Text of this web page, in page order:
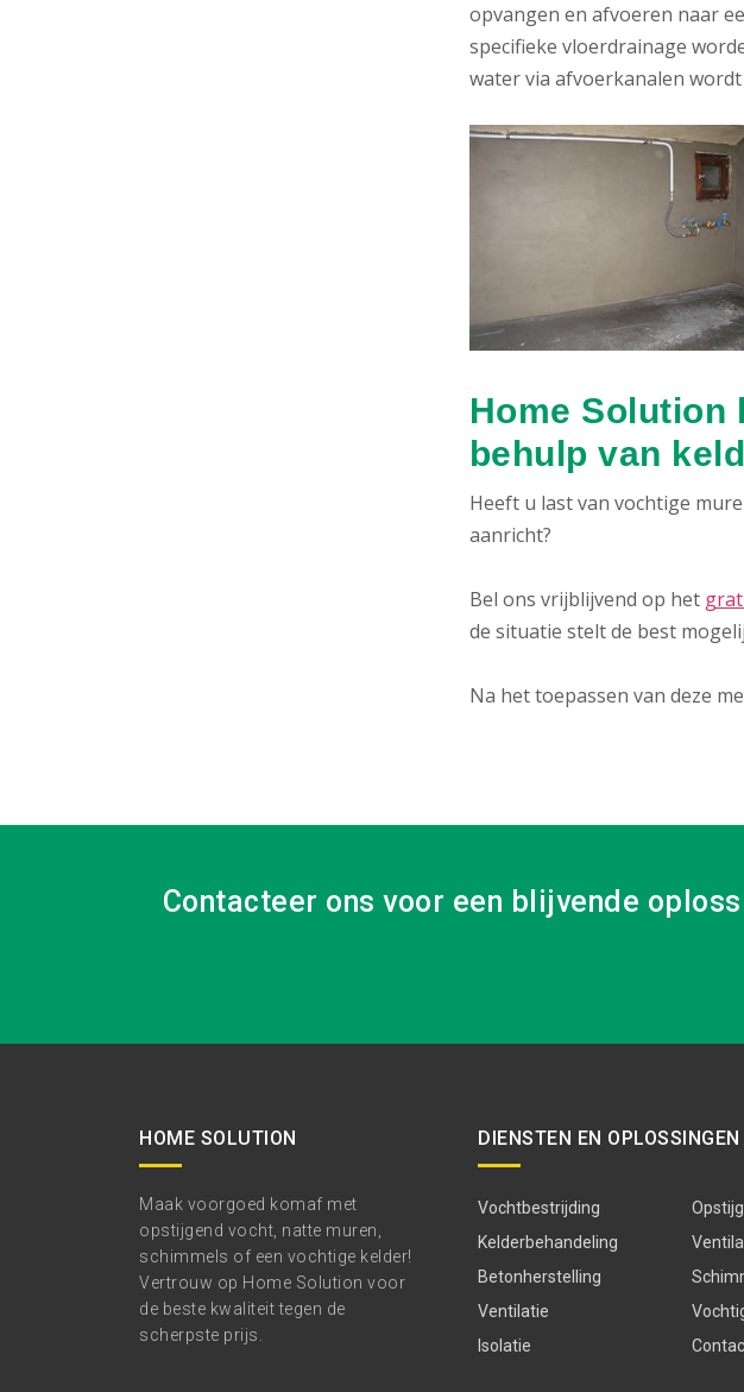
opvangen en afvoeren naar
specifieke vloerdrainage
water via afvoerkanalen wordt
Home Solution
behulp van
Heeft u last van vochtige
aanricht?
Bel ons vrijblijvend op het
de situatie stelt de best
Na het toepassen van deze
Contacteer ons voor een blijvende
HOME SOLUTION
Maak voorgoed komaf met
opstijgend vocht, natte muren,
schimmels of een vochtige kelder!
Vertrouw op Home Solution voor
de beste kwaliteit tegen de
scherpste prijs.
DIENSTEN EN OPLOSSINGEN
Vochtbestrijding
Kelderbehandeling
Betonherstelling
Ventilatie
Isolatie